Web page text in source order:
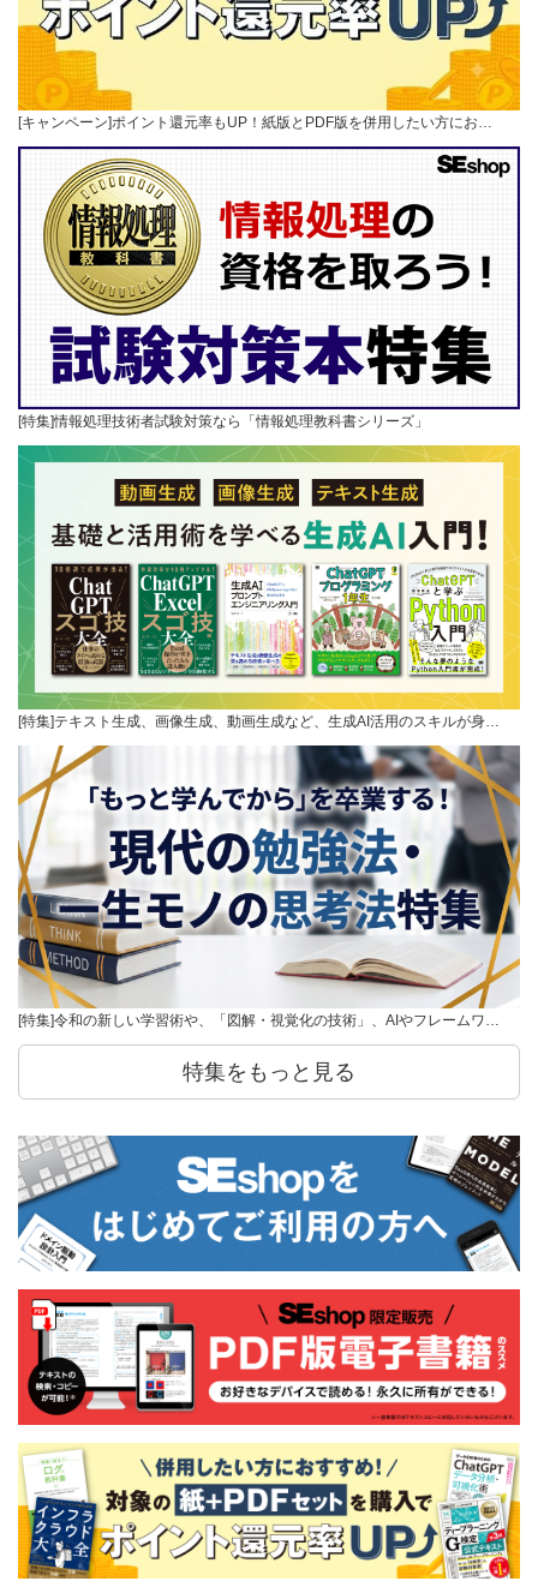
[キャンペーン]ポイント還元率もUP！紙版とPDF版を併用したい方にお…
[特集]情報処理技術者試験対策なら「情報処理教科書シリーズ」
[特集]テキスト生成、画像生成、動画生成など、生成AI活用のスキルが身…
[特集]令和の新しい学習術や、「図解・視覚化の技術」、AIやフレームワ…
特集をもっと見る